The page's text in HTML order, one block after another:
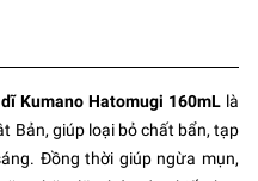
Kumano Hatomugi 160mLlà
Bản, giúp loại bỏ chất bẩn, tạp
Đồng thời giúp ngừa mụn,